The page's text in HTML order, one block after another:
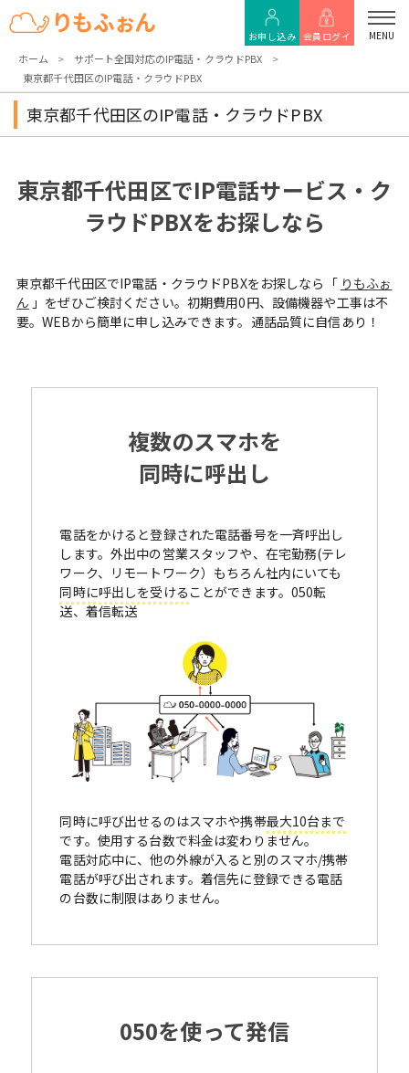
お申し込み 会員ログイ MENU
ホーム
サポート全国対応のIP電話・クラウドPBX
東京都千代田区のIP電話・クラウドPBX
東京都千代田区のIP電話・クラウドPBX
東京都千代田区でIP電話サービス・ク
ラウドPBXをお探しなら
東京都千代田区でIP電話・クラウドPBXをお探しなら「 りもふぉ
ん 」をぜひご検討ください。初期費用0円、設備機器や工事は不
要。WEBから簡単に申し込みできます。通話品質に自信あり！
複数のスマホを
同時に呼出し
電話をかけると登録された電話番号を一斉呼出し
します。外出中の営業スタッフや、在宅勤務(テレ
ワーク、リモートワーク）もちろん社内にいても
同時に呼出しを受ける ことができます。050転
送、着信転送
同時に呼び出せるのはスマホや携帯最大10台まで
です。使用する台数で料金は変わりません。
電話対応中に、他の外線が入ると別のスマホ/携帯
電話が呼び出されます。着信先に登録できる電話
の台数に制限はありません。
050を使って発信